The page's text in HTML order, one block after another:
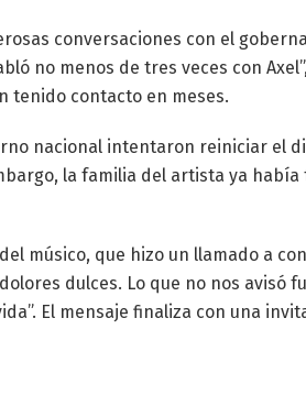
conversaciones con el
no menos de tres veces con Axel”,
tenido contacto en meses.
nacional intentaron reiniciar el
la familia del artista ya había
músico, que hizo un llamado a
dulces. Lo que no nos avisó
El mensaje finaliza con una